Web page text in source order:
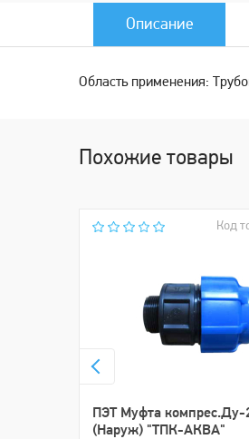
Описание
Область применения:
Похожие товары
Код
ПЭТ Муфта компрес.Ду-
(Наруж) "ТПК-АКВА"